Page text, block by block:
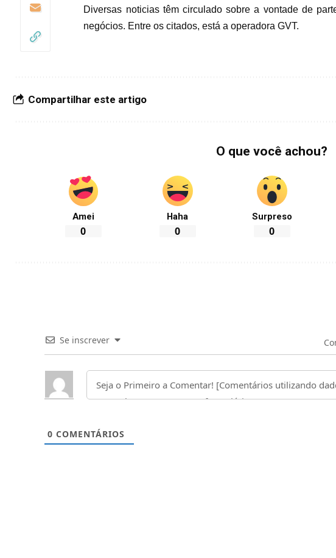
Diversas noticias têm circulado sobre a vontade de
negócios. Entre os citados, está a operadora GVT.
Compartilhar este artigo
O que você achou?
Amei
0
Haha
0
Surpreso
0
Se inscrever
0 COMENTÁRIOS